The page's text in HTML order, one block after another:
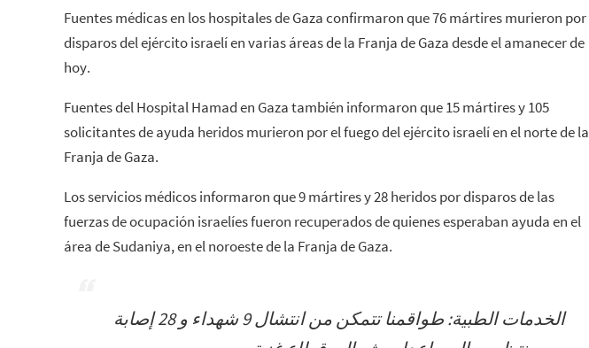
Fuentes médicas en los hospitales de Gaza confirmaron que 76 mártires murieron por
disparos del ejército israelí en varias áreas de la Franja de Gaza desde el amanecer de
hoy.
Fuentes del Hospital Hamad en Gaza también informaron que 15 mártires y 105
solicitantes de ayuda heridos murieron por el fuego del ejército israelí en el norte de la
Franja de Gaza.
Los servicios médicos informaron que 9 mártires y 28 heridos por disparos de las
fuerzas de ocupación israelíes fueron recuperados de quienes esperaban ayuda en el
área de Sudaniya, en el noroeste de la Franja de Gaza.
الخدمات الطبية: طواقمنا تتمكن من انتشال 9 شهداء و 28 إصابة